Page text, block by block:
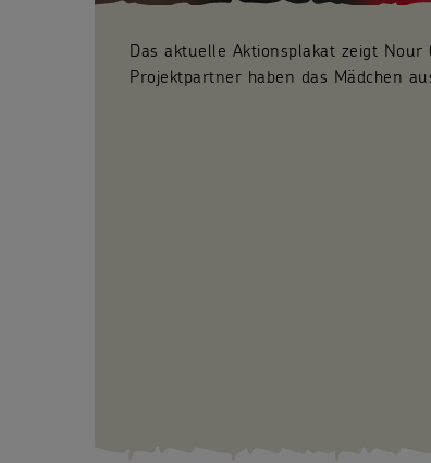
Das aktuelle Aktionsplakat zeigt
Projektpartner haben das Mädchen